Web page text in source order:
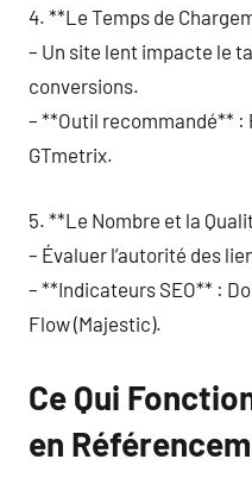
4. **Le Temps de
– Un site lent impacte le
conversions.
– **Outil recommandé** :
GTmetrix.
5. **Le Nombre et la
– Évaluer l’autorité des
– **Indicateurs SEO** :
Flow (Majestic).
Ce Qui
en